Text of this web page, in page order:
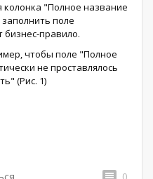
"Полное название
поле
бизнес-правило.
чтобы поле "Полное
не проставлялось
(Рис. 1)